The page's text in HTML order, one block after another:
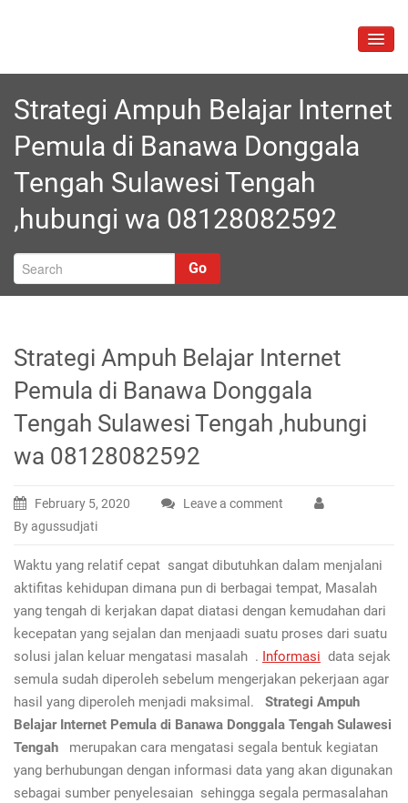
Strategi Ampuh Belajar Internet
Pemula di Banawa Donggala
Tengah Sulawesi Tengah
,hubungi wa 08128082592
Go
Strategi Ampuh Belajar Internet
Pemula di Banawa Donggala
Tengah Sulawesi Tengah ,hubungi
wa 08128082592
February 5, 2020
Leave a comment
By agussudjati
Waktu yang relatif cepat sangat dibutuhkan dalam menjalani
aktifitas kehidupan dimana pun di berbagai tempat, Masalah
yang tengah di kerjakan dapat diatasi dengan kemudahan dari
kecepatan yang sejalan dan menjaadi suatu proses dari suatu
solusi jalan keluar mengatasi masalah . Informasi data sejak
semula sudah diperoleh sebelum mengerjakan pekerjaan agar
hasil yang diperoleh menjadi maksimal. Strategi Ampuh
Belajar Internet Pemula di Banawa Donggala Tengah Sulawesi
Tengah
merupakan cara mengatasi segala bentuk kegiatan
yang berhubungan dengan informasi data yang akan digunakan
sebagai sumber penyelesaian sehingga segala permasalahan